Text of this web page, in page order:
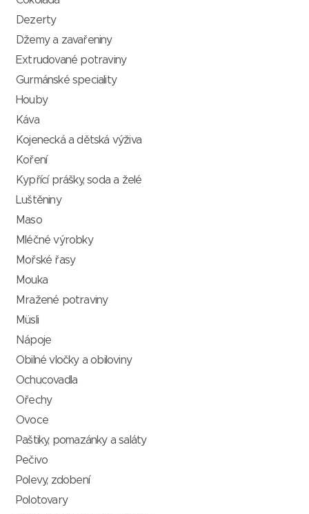
Dezerty
Džemy a zavařeniny
Extrudované potraviny
Gurmánské speciality
Houby
Káva
Kojenecká a dětská výživa
Koření
Kypřící prášky, soda a želé
Luštěniny
Maso
Mléčné výrobky
Mořské řasy
Mouka
Mražené potraviny
Müsli
Nápoje
Obilné vločky a obiloviny
Ochucovadla
Ořechy
Ovoce
Paštiky, pomazánky a saláty
Pečivo
Polevy, zdobení
Polotovary